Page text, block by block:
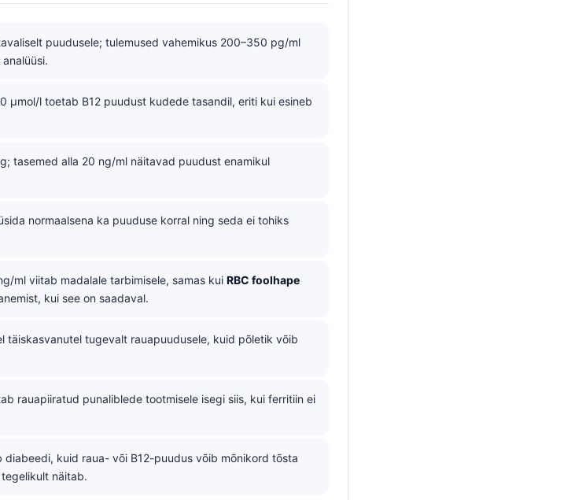
puudusele; tulemused vahemikus 200–350 pg/ml
µmol/l toetab B12 puudust kudede tasandil, eriti kui esineb
tasemed alla 20 ng/ml näitavad puudust enamikul
normaalsena ka puuduse korral ning seda ei tohiks
ml viitab madalale tarbimisele, samas kui RBC foolhape
kui see on saadaval.
täiskasvanutel tugevalt rauapuudusele, kuid põletik võib
rauapiiratud punaliblede tootmisele isegi siis, kui ferritiin ei
diabeedi, kuid raua- või B12-puudus võib mõnikord tõsta
näitab.